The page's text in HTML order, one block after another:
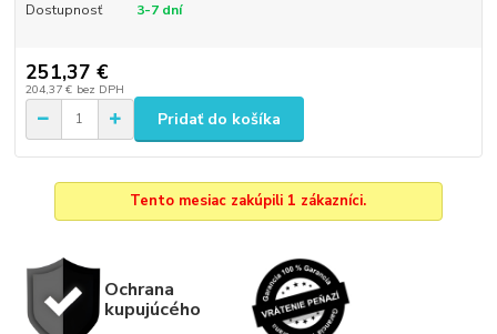
Dostupnosť 3-7 dní
251,37 €
204,37 € bez DPH
Pridať do košíka
Tento mesiac zakúpili 1 zákazníci.
Ochrana
kupujúcého